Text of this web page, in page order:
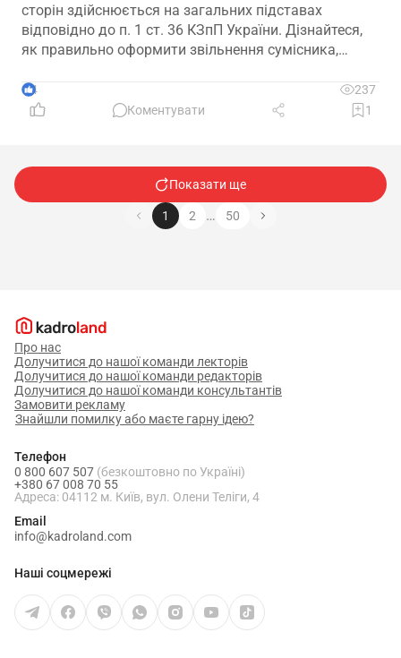
сторін здійснюється на загальних підставах
відповідно до п. 1 ст. 36 КЗпП України. Дізнайтеся,
як правильно оформити звільнення сумісника,
зафіксувати домовленість між працівником і
роботодавцем.
4
237
Коментувати
1
Показати ще
1 2 … 50
Про нас
Долучитися до нашої команди лекторів
Долучитися до нашої команди редакторів
Долучитися до нашої команди консультантів
Замовити рекламу
Знайшли помилку або маєте гарну ідею?
Телефон
0 800 607 507 (безкоштовно по Україні)
+380 67 008 70 55
Адреса: 04112 м. Київ, вул. Олени Теліги, 4
Email
info@kadroland.com
Наші соцмережі